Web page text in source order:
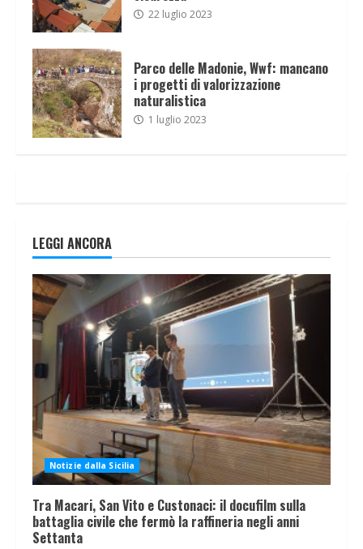
22 luglio 2023
Parco delle Madonie, Wwf: mancano
i progetti di valorizzazione
naturalistica
1 luglio 2023
LEGGI ANCORA
Notizie dalla Sicilia
Tra Macari, San Vito e Custonaci: il docufilm sulla
battaglia civile che fermò la raffineria negli anni
Settanta